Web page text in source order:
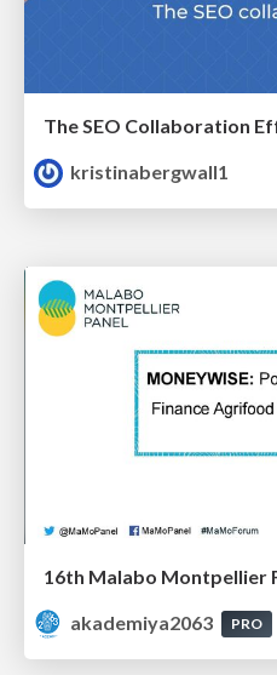
The SEO Collaboration
kristinabergwall1
16th Malabo Montpellier
akademiya2063
PRO